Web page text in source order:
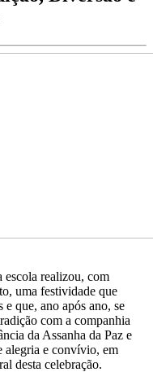
escola realizou, com
uma festividade que
e que, ano após ano, se
com a companhia
da Assanha da Paz e
alegria e convívio, em
desta celebração.